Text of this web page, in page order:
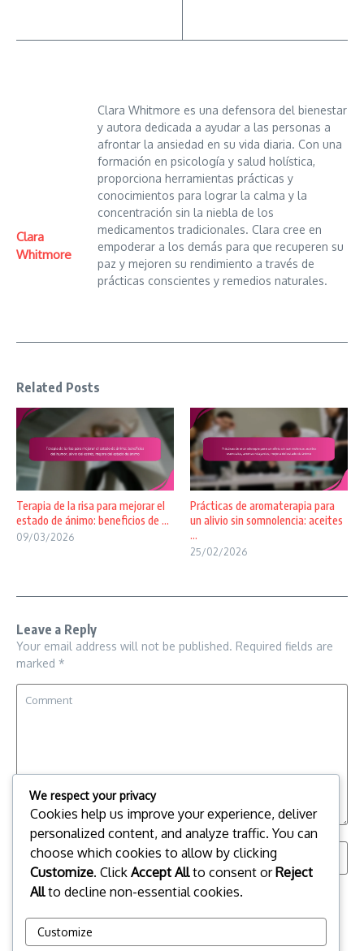
Clara
Whitmore
Clara Whitmore es una defensora del bienestar
y autora dedicada a ayudar a las personas a
afrontar la ansiedad en su vida diaria. Con una
formación en psicología y salud holística,
proporciona herramientas prácticas y
conocimientos para lograr la calma y la
concentración sin la niebla de los
medicamentos tradicionales. Clara cree en
empoderar a los demás para que recuperen su
paz y mejoren su rendimiento a través de
prácticas conscientes y remedios naturales.
Related Posts
Terapia de la risa para mejorar el
estado de ánimo: beneficios de ...
09/03/2026
Prácticas de aromaterapia para
un alivio sin somnolencia: aceites
...
25/02/2026
Leave a Reply
Your email address will not be published. Required fields are
marked *
Save my name, email, and website in this browser for the
We respect your privacy
Cookies help us improve your experience, deliver
personalized content, and analyze traffic. You can
choose which cookies to allow by clicking
Customize. Click Accept Allto consent orReject
Allto decline non-essential cookies.
Customize